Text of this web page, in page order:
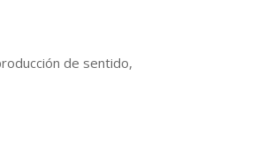
de sentido,